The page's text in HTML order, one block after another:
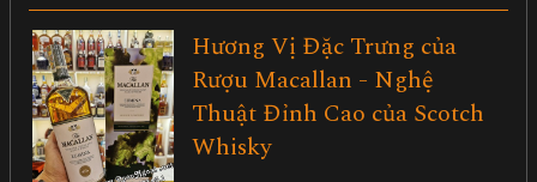
Hương Vị Đặc Trưng của
Rượu Macallan - Nghệ
Thuật Đỉnh Cao của Scotch
Whisky